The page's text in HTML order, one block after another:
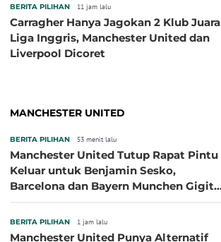
BERITA PILIHAN 11 jam lalu
Carragher Hanya Jagokan 2 Klub Juara
Liga Inggris, Manchester United dan
Liverpool Dicoret
MANCHESTER UNITED
BERITA PILIHAN 53 menit lalu
Manchester United Tutup Rapat Pintu
Keluar untuk Benjamin Sesko,
Barcelona dan Bayern Munchen Gigit
BERITA PILIHAN 1 jam lalu
Manchester United Punya Alternatif